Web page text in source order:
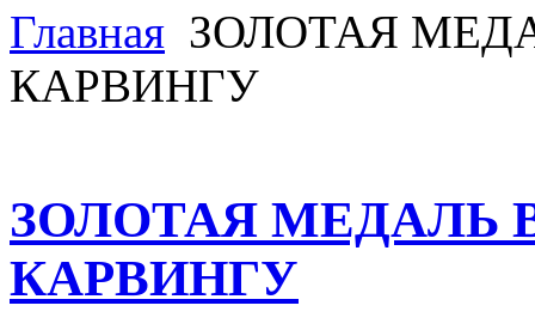
Главная ЗОЛОТАЯ
КАРВИНГУ
ЗОЛОТАЯ МЕДАЛЬ
КАРВИНГУ